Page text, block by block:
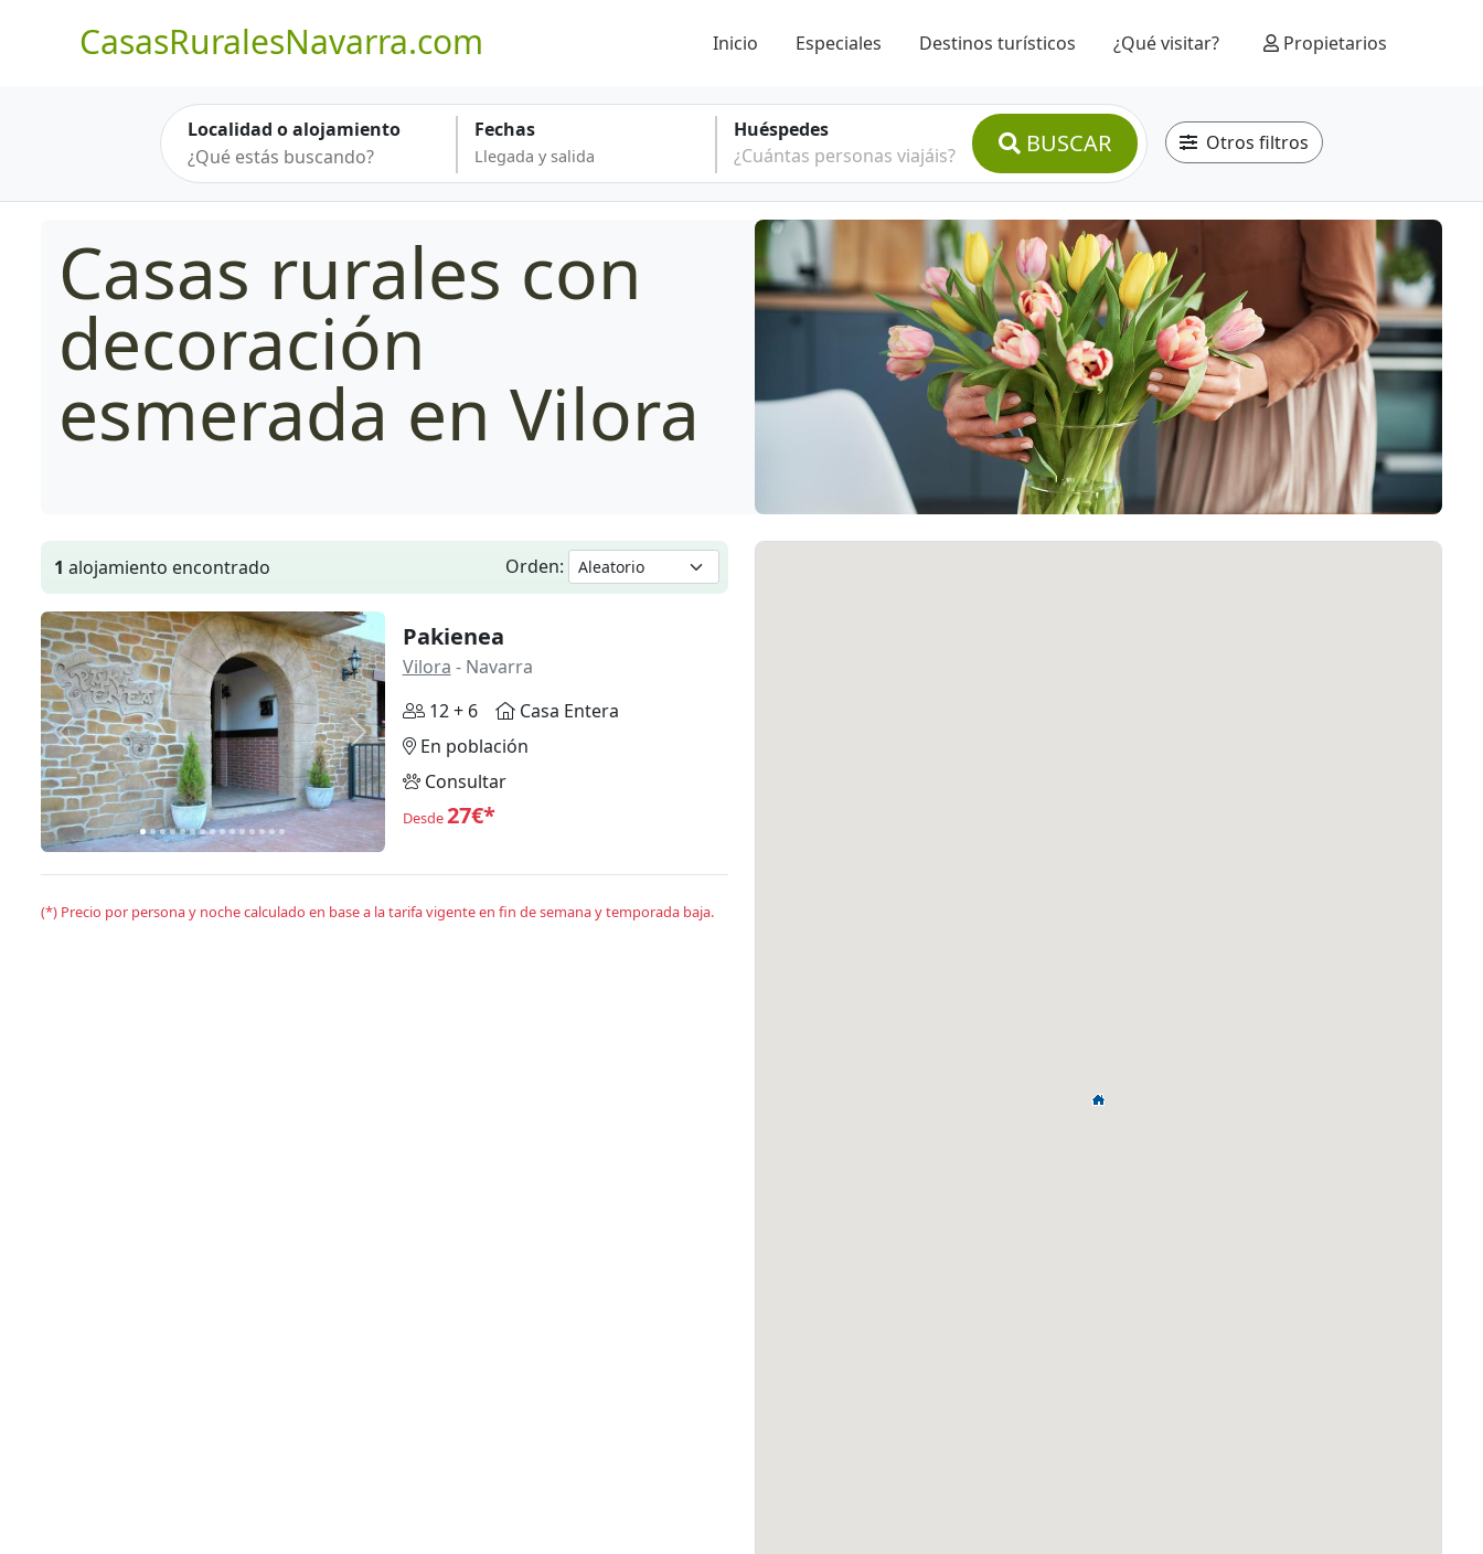
CasasRuralesNavarra.com Inicio Especiales Destinos turísticos ¿Qué visitar? Propietarios
Localidad o alojamiento Fechas
Huéspedes
¿Cuántas personas viajáis?
BUSCAR Otros filtros
Casas rurales con
decoración
esmerada en Vilora
1 alojamiento encontrado Orden:
Anterior Siguiente
Pakienea
Vilora - Navarra
12 + 6
Casa Entera
En población
Consultar
Desde27€*
(*) Precio por persona y noche calculado en base a la tarifa vigente en fin de semana y temporada baja.